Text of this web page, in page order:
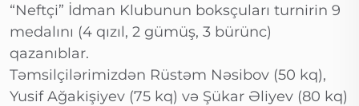
“Neftçi” İdman Klubunun boksçuları turnirin 9
medalını (4 qızıl, 2 gümüş, 3 bürünc)
qazanıblar.
Təmsilçilərimizdən Rüstəm Nəsibov (50 kq),
Yusif Ağakişiyev (75 kq) və Şükar Əliyev (80 kq)